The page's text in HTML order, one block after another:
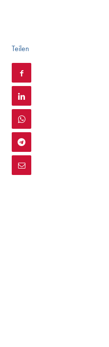
Teilen